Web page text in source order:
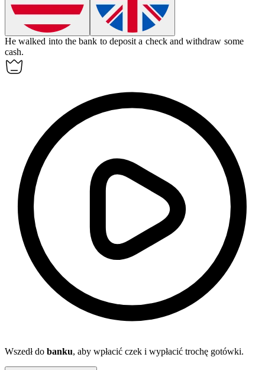
He walked into thebank to deposit a check and withdraw some
cash.
Wszedł do banku, aby wpłacić czek i wypłacić trochę gotówki.